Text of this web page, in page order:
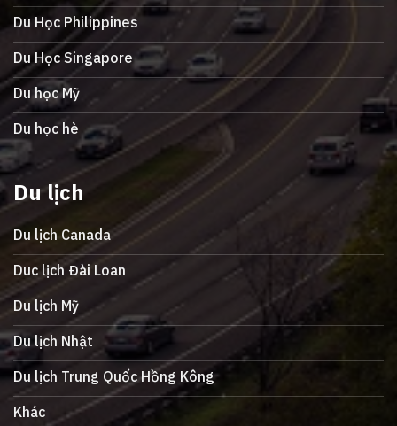
Du Học Philippines
Du Học Singapore
Du học Mỹ
Du học hè
Du lịch
Du lịch Canada
Duc lịch Đài Loan
Du lịch Mỹ
Du lịch Nhật
Du lịch Trung Quốc Hồng Kông
Khác